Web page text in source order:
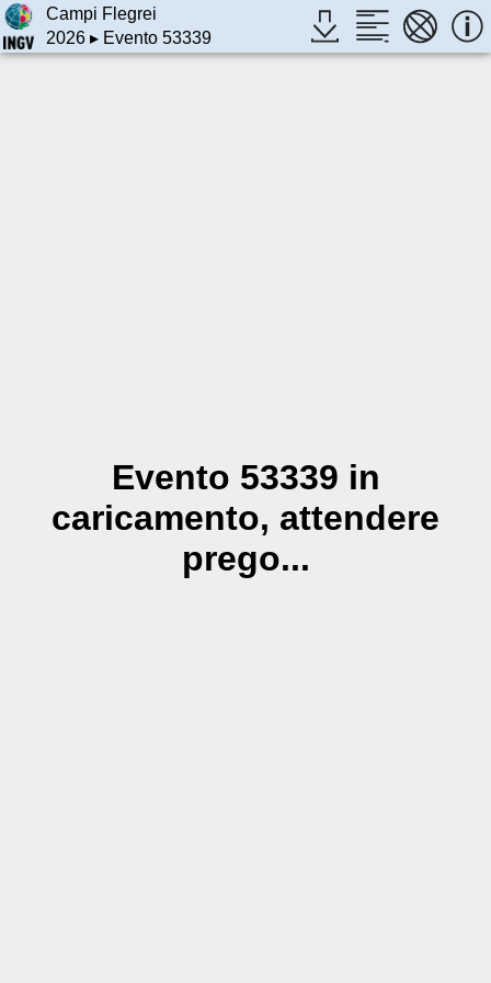
Campi Flegrei
2026▸ Evento 53339
Evento 53339 in
caricamento, attendere
prego...